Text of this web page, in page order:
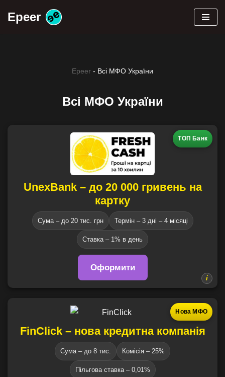
Epeer
Epeer - Всі МФО України
Всі МФО України
ТОП Банк
UnexBank – до 20 000 гривень на
картку
Сума – до 20 тис. грн Термін – 3 дні – 4 місяці
Ставка – 1% в день
Оформити
Нова МФО
FinClick – нова кредитна компанія
Сума – до 8 тис. Комісія – 25%
Пільгова ставка – 0,01%